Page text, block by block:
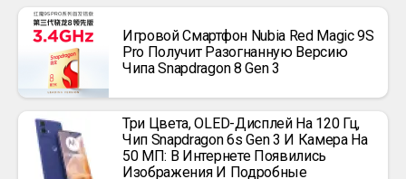
Игровой Смартфон Nubia Red Magic 9S
Pro Получит Разогнанную Версию
Чипа Snapdragon 8 Gen 3
Три Цвета, OLED-Дисплей На 120 Гц,
Чип Snapdragon 6s Gen 3 И Камера На
50 МП: В Интернете Появились
Изображения И Подробные